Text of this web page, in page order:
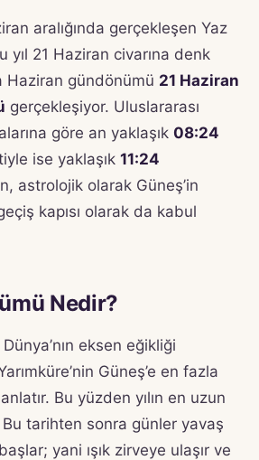
aralığında gerçekleşen Yaz
yıl 21 Haziran civarına denk
Haziran gündönümü 21 Haziran
gerçekleşiyor. Uluslararası
göre an yaklaşık 08:24
ise yaklaşık 11:24
astrolojik olarak Güneş’in
kapısı olarak da kabul
Nedir?
eksen eğikliği
Güneş’e en fazla
Bu yüzden yılın en uzun
Bu tarihten sonra günler yavaş
yani ışık zirveye ulaşır ve